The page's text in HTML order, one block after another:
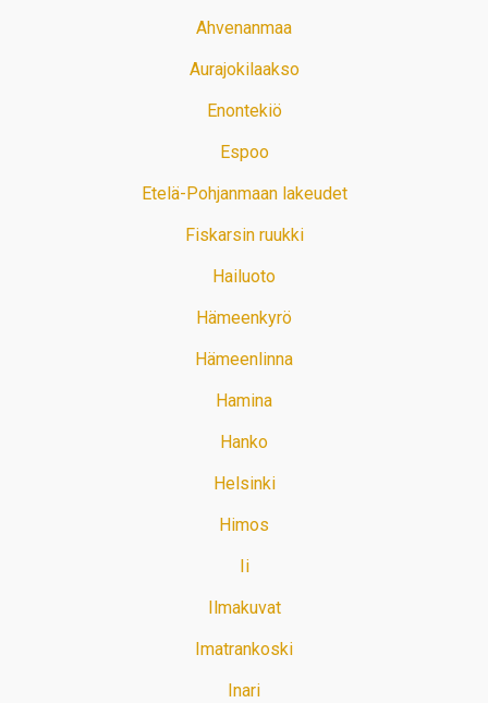
Ahvenanmaa
Aurajokilaakso
Enontekiö
Espoo
Etelä-Pohjanmaan lakeudet
Fiskarsin ruukki
Hailuoto
Hämeenkyrö
Hämeenlinna
Hamina
Hanko
Helsinki
Himos
Ii
Ilmakuvat
Imatrankoski
Inari